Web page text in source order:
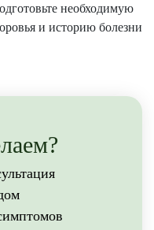
необходимую
и историю болезни